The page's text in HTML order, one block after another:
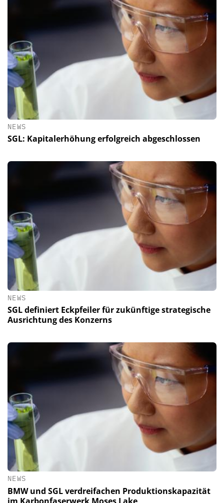
NEWS
SGL: Kapitalerhöhung erfolgreich abgeschlossen
NEWS
SGL definiert Eckpfeiler für zukünftige strategische
Ausrichtung des Konzerns
NEWS
BMW und SGL verdreifachen Produktionskapazität
im Karbonfaserwerk Moses Lake